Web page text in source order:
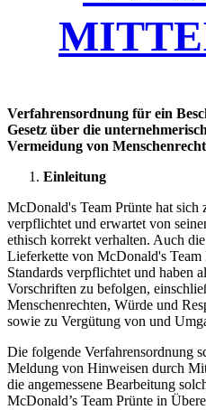
Verfahrensordnung für ein
Gesetz über die
Vermeidung von
Einleitung
McDonald's Team Prünte hat sich
verpflichtet und erwartet von
ethisch korrekt verhalten. Auch
Lieferkette von McDonald's
Standards verpflichtet und haben
Vorschriften zu befolgen,
Menschenrechten, Würde und
sowie zu Vergütung von und
Die folgende Verfahrensordnung
Meldung von Hinweisen durch
die angemessene Bearbeitung
McDonald’s Team Prünte in